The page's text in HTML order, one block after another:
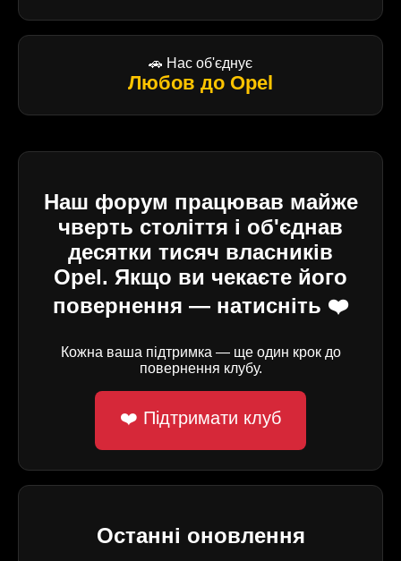
🚗 Нас об'єднує
Любов до Opel
Наш форум працював майже
чверть століття і об'єднав
десятки тисяч власників
Opel. Якщо ви чекаєте його
повернення — натисніть ❤️
Кожна ваша підтримка — ще один крок до
повернення клубу.
❤️ Підтримати клуб
Останні оновлення